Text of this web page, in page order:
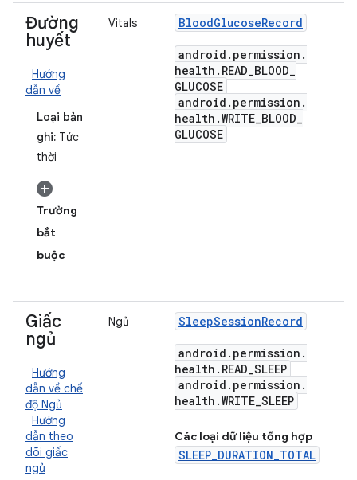
Đường
huyết
Hướng
dẫn về
Loại bản
ghi: Tức
thời
Trường
bắt
buộc
Vitals BloodGlucoseRecord
android . permission .
health . READ_BLOOD_
GLUCOSE
android . permission .
health .WRITE_BLOOD_
GLUCOSE
Giấc
ngủ
Hướng
dẫn về chế
độ Ngủ
Hướng
dẫn theo
dõi giấc
ngủ
Ngủ SleepSessionRecord
android . permission .
health . READ_SLEEP
android . permission .
health .WRITE_SLEEP
Các loại dữ liệu tổng hợp
SLEEP_DURATION_TOTAL